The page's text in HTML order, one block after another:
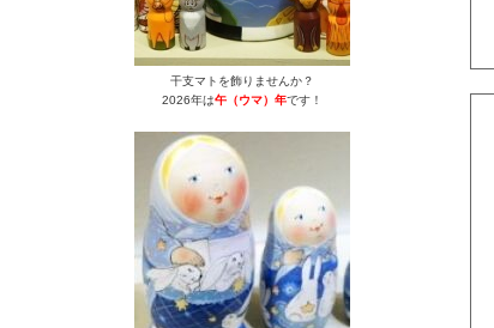
干支マトを飾りませんか？
2026年は午（ウマ）年です！